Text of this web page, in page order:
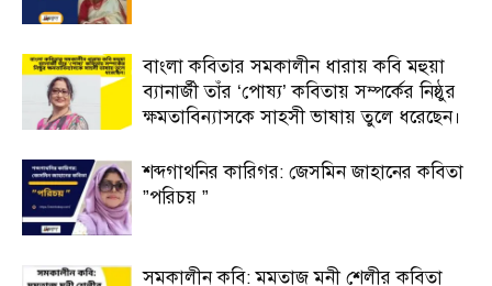
বাংলা কবিতার সমকালীন ধারায় কবি মহুয়া
ব্যানার্জী তাঁর ‘পোষ্য’ কবিতায় সম্পর্কের নিষ্ঠুর
ক্ষমতাবিন্যাসকে সাহসী ভাষায় তুলে ধরেছেন।
শব্দগাথনির কারিগর: জেসমিন জাহানের কবিতা
”পরিচয় ”
সমকালীন কবি: মমতাজ মনী শেলীর কবিতা